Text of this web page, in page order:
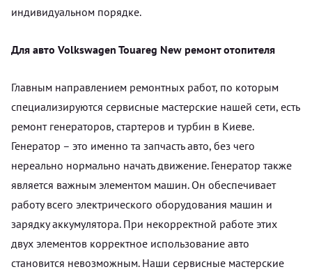
индивидуальном порядке.
Для авто Volkswagen Touareg New ремонт отопителя
Главным направлением ремонтных работ, по которым
специализируются сервисные мастерские нашей сети, есть
ремонт генераторов, стартеров и турбин в Киеве.
Генератор – это именно та запчасть авто, без чего
нереально нормально начать движение. Генератор также
является важным элементом машин. Он обеспечивает
работу всего электрического оборудования машин и
зарядку аккумулятора. При некорректной работе этих
двух элементов корректное использование авто
становится невозможным. Наши сервисные мастерские